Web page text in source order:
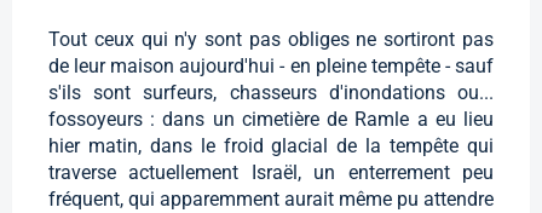
Tout ceux qui n'y sont pas obliges ne sortiront pas
de leur maison aujourd'hui - en pleine tempête - sauf
s'ils sont surfeurs, chasseurs d'inondations ou...
fossoyeurs : dans un cimetière de Ramle a eu lieu
hier matin, dans le froid glacial de la tempête qui
traverse actuellement Israël, un enterrement peu
fréquent, qui apparemment aurait même pu attendre